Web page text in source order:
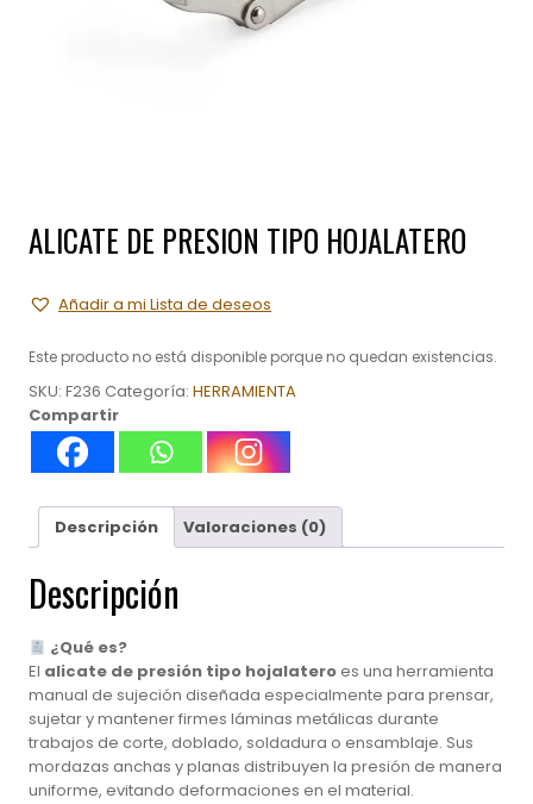
ALICATE DE PRESION TIPO HOJALATERO
Añadir a mi Lista de deseos
Este producto no está disponible porque no quedan existencias.
SKU: F236 Categoría: HERRAMIENTA
Compartir
Descripción Valoraciones (0)
Descripción
¿Qué es?
El alicate de presión tipo hojalatero es una herramienta
manual de sujeción diseñada especialmente para prensar,
sujetar y mantener firmes láminas metálicas durante
trabajos de corte, doblado, soldadura o ensamblaje. Sus
mordazas anchas y planas distribuyen la presión de manera
uniforme, evitando deformaciones en el material.